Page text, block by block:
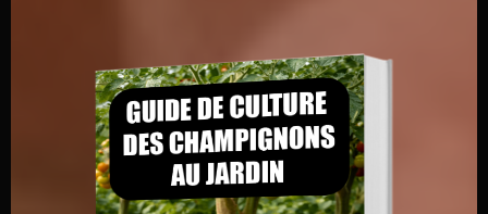
difficultésà se développer. N’hésitez pas àarroser au
goutte-à-gouttelors des périodes de fortes
sécheresses.
arbres mycorhizésdestinés à la
culture des
champignonscommencent généralement à produire